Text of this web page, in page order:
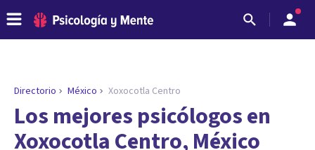
ENCONTRAR MI TERAPEUTA
¿Necesitas ayuda para encontrar el
psicólogo adecuado?
Responde a unas breves preguntas y te ofreceremos
Directorio México Xoxocotla Centro
Los mejores psicólogos en
Xoxocotla Centro, México